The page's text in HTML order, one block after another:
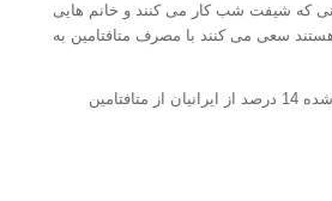
که شیفت شب کار می کنند و خانم هایی
سعی می کنند با مصرف متافتامین به
بر اساس تحقیقات انجام شده 14 درصد از ایرانیان از متافتامین